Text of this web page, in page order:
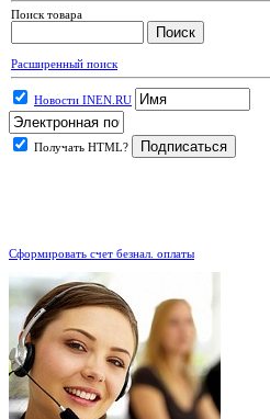
Поиск товара
Расширенный поиск
Новости INEN.RU
Получать HTML?
Сформировать счет безнал. оплаты